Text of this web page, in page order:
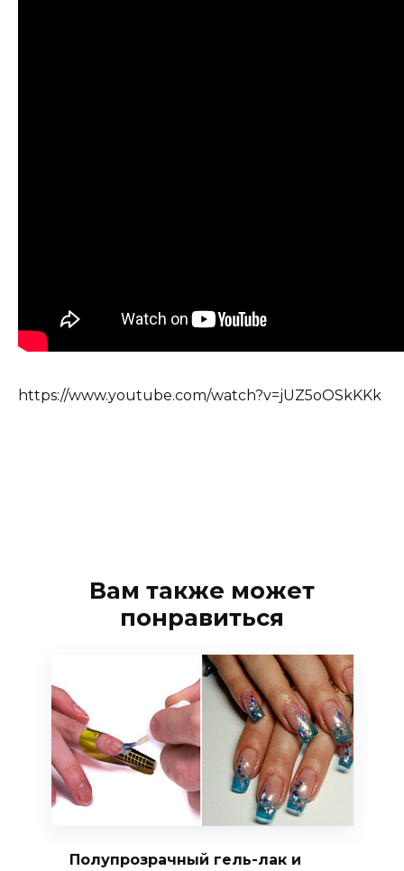
https://www.youtube.com/watch?v=jUZ5oOSkKKk
Вам также может
понравиться
Полупрозрачный гель-лак и